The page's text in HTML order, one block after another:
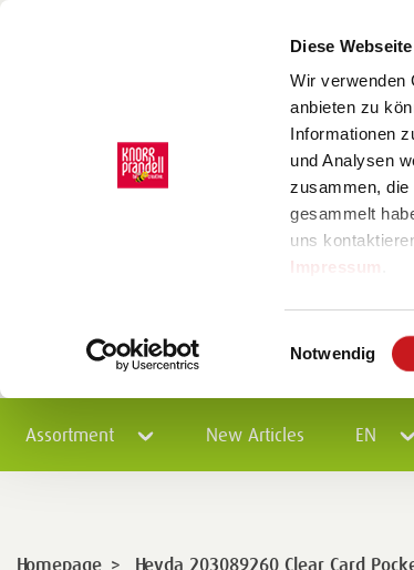
Diese
Wir verwenden
anbieten zu
Informationen
und Analysen
zusammen, die
gesammelt
uns
Impressum
Notwendig
Assortment New Articles EN
Homepage > Heyda 203089260 Clear Card